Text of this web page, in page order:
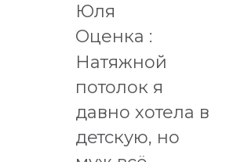
Юля
Оценка :
Натяжной
потолок я
давно хотела в
детскую, но